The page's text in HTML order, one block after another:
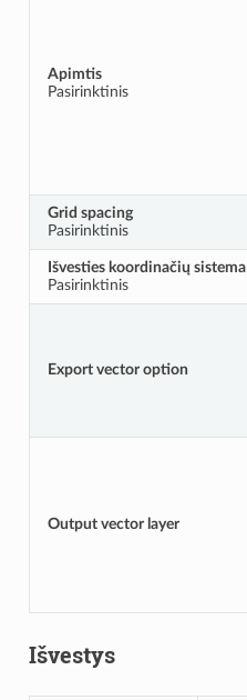
Apimtis
Pasirinktinis
Grid spacing
Pasirinktinis
Išvesties koordinačių sistema
Pasirinktinis
Export vector option
Output vector layer
Išvestys